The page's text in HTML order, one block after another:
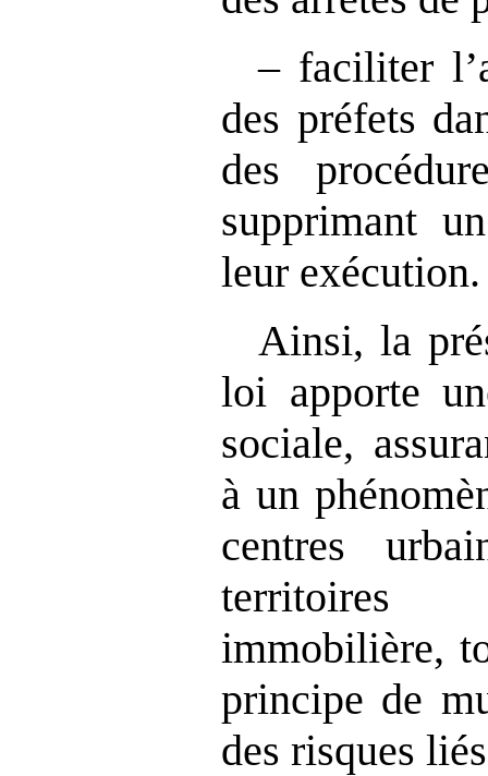
– faciliter
des préfets
des
supprimant
leur exécution.
Ainsi, la
loi apporte
sociale,
à un
centres
territoires
immobilière,
principe de
des risques